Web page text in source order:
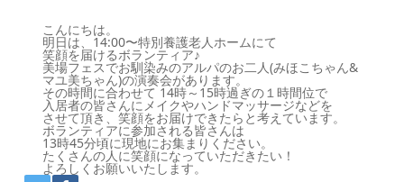
こんにちは。
明日は、14:00〜特別養護老人ホームにて
笑顔を届けるボランティア♪
美場フェスでお馴染みのアルパのお二人(みほこちゃん&
マユ美ちゃん)の演奏会があります。
その時間に合わせて 14時～15時過ぎの１時間位で
入居者の皆さんにメイクやハンドマッサージなどを
させて頂き、笑顔をお届けできたらと考えています。
ボランティアに参加される皆さんは
13時45分頃に現地にお集まりください。
たくさんの人に笑顔になっていただきたい！
よろしくお願いいたします。